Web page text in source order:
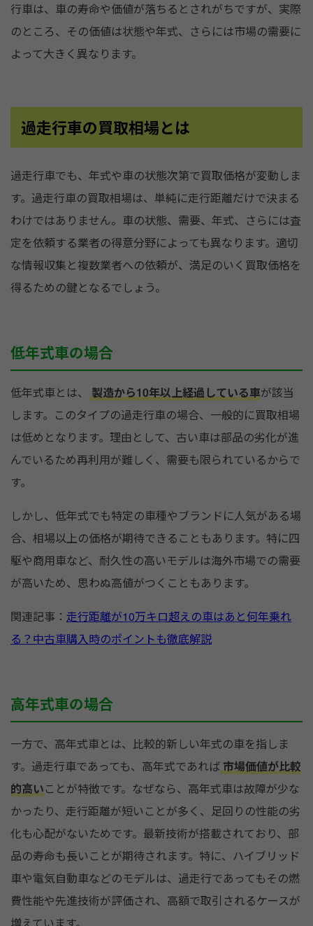
行車は、車の寿命や価値が落ちるとされがちですが、実際
のところ、その価値は状態や年式、さらには市場の需要に
よって大きく異なります。
過走行車の買取相場とは
過走行車でも、年式や車の状態次第で買取価格が変動しま
す。過走行車の買取相場は、単純に走行距離だけで決まる
わけではありません。車の状態、需要、年式、さらには査
定を依頼する業者の得意分野によっても異なります。適切
な情報収集と複数業者への依頼が、満足のいく買取価格を
得るための鍵となるでしょう。
低年式車の場合
低年式車とは、 製造から10年以上経過している車が該当
します。このタイプの過走行車の場合、一般的に買取相場
は低めとなります。理由として、古い車は部品の劣化が進
んでいるため再利用が難しく、需要も限られているからで
す。
しかし、低年式でも特定の車種やブランドに人気がある場
合、相場以上の価格が期待できることもあります。特に四
駆や商用車など、耐久性の高いモデルは海外市場での需要
が高いため、思わぬ高値がつくこともあります。
関連記事： 走行距離が10万キロ超えの車はあと何年乗れ
る？中古車購入時のポイントも徹底解説
高年式車の場合
一方で、高年式車とは、比較的新しい年式の車を指しま
す。過走行車であっても、高年式であれば 市場価値が比較
的高いことが特徴です。なぜなら、高年式車は故障が少な
かったり、走行距離が短いことが多く、足回りの性能の劣
化も心配がないためです。最新技術が搭載されており、部
品の寿命も長いことが期待されます。特に、ハイブリッド
車や電気自動車などのモデルは、過走行であってもその燃
費性能や先進技術が評価され、高額で取引されるケースが